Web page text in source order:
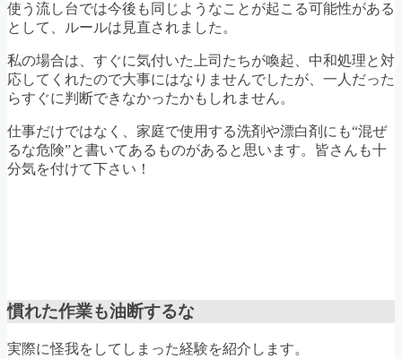
使う流し台では今後も同じようなことが起こる可能性がある
として、ルールは見直されました。
私の場合は、すぐに気付いた上司たちが喚起、中和処理と対
応してくれたので大事にはなりませんでしたが、一人だった
らすぐに判断できなかったかもしれません。
仕事だけではなく、家庭で使用する洗剤や漂白剤にも“混ぜ
るな危険”と書いてあるものがあると思います。皆さんも十
分気を付けて下さい！
慣れた作業も油断するな
実際に怪我をしてしまった経験を紹介します。